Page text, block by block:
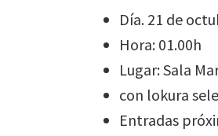
Día. 21 de
Hora: 01.00h
Lugar: Sala
con lokura
Entradas